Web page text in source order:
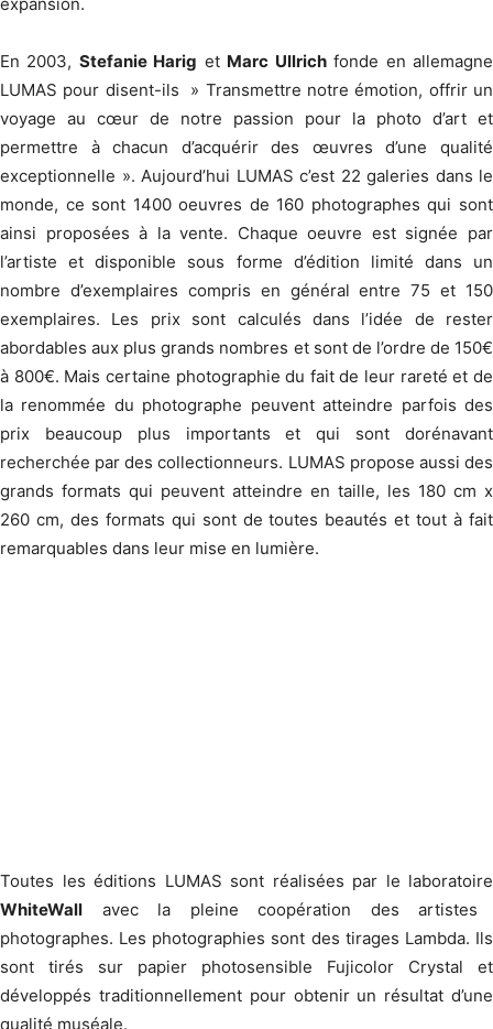
En 2003, Stefanie Harig et Marc Ullrichfonde en allemagne
LUMAS pour disent-ils » Transmettre notre émotion, offrir un
voyage au cœur de notre passion pour la photo d’art et
permettre à chacun d’acquérir des œuvres d’une qualité
exceptionnelle ». Aujourd’hui LUMAS c’est 22 galeries dans le
monde, ce sont 1400 oeuvres de 160 photographes qui sont
ainsi proposées à la vente. Chaque oeuvre est signée par
l’artiste et disponible sous forme d’édition limité dans un
nombre d’exemplaires compris en général entre 75 et 150
exemplaires. Les prix sont calculés dans l’idée de rester
abordables aux plus grands nombres et sont de l’ordre de 150€
à 800€. Mais certaine photographie du fait de leur rareté et de
la renommée du photographe peuvent atteindre parfois des
prix beaucoup plus importants et qui sont dorénavant
recherchée par des collectionneurs. LUMAS propose aussi des
grands formats qui peuvent atteindre en taille, les 180 cm x
260 cm, des formats qui sont de toutes beautés et tout à fait
remarquables dans leur mise en lumière.
Toutes les éditions LUMAS sont réalisées par le laboratoire
WhiteWall avec la pleine coopération des artistes
photographes. Les photographies sont des tirages Lambda. Ils
sont tirés sur papier photosensible Fujicolor Crystal et
développés traditionnellement pour obtenir un résultat d’une
qualité muséale.